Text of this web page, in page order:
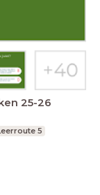
25-26
5